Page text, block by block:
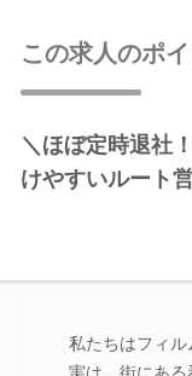
この求人のポイ
＼ほぼ定時退社
けやすいルート
私たちはフィ
実は、街にある